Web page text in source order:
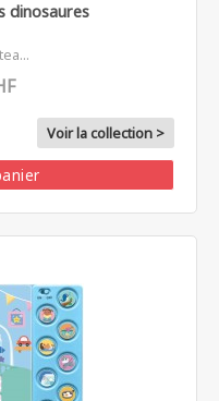
dinosaures
Voir la collection >